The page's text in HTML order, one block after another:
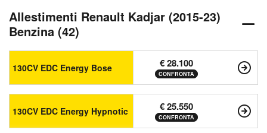
Allestimenti Renault Kadjar (2015-23)
Benzina (42)
130CV EDC Energy Bose € 28.100
CONFRONTA
130CV EDC Energy Hypnotic € 25.550
CONFRONTA